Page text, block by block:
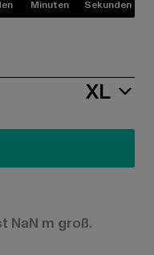
Minuten Sekunden
XL
NaN m groß.